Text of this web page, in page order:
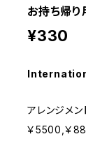
お持ち帰
¥330
アレンジメ
￥5500,￥